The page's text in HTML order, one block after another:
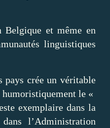
Belgique et même en
linguistiques
pays crée un véritable
le «
exemplaire dans la
l’Administration